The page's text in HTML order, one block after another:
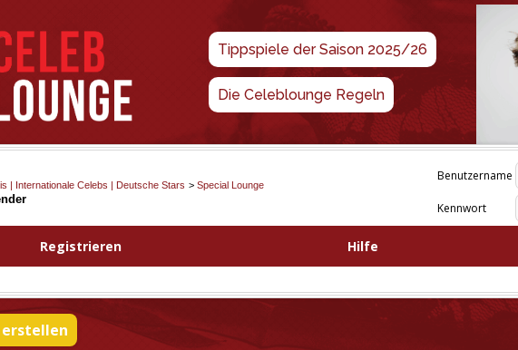
Tippspiele der Saison 2025/26
Die Celeblounge Regeln
| Internationale Celebs | Deutsche Stars > Special Lounge
Benutzername
Kennwort
Registrieren Hilfe
erstellen